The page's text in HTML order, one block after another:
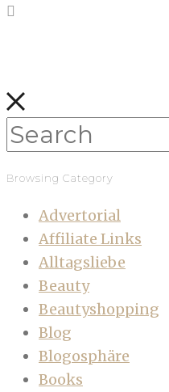
Browsing Category
Advertorial
Affiliate Links
Alltagsliebe
Beauty
Beautyshopping
Blog
Blogosphäre
Books